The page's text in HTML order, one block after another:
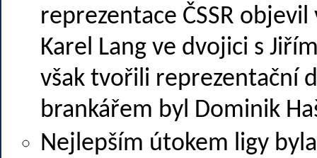
reprezentace ČSSR
Karel Lang ve dvojici s
však tvořili reprezentační
brankářem byl Dominik
Nejlepším útokem ligy